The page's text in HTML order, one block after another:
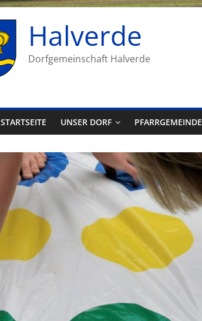
Halverde
Dorfgemeinschaft Halverde
STARTSEITE UNSER DORF PFARRGEMEINDE